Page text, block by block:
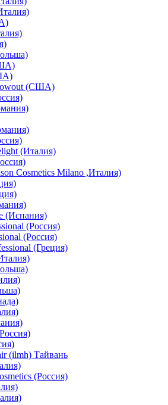
(США)
(Италия)
Cosmetics Milano ,Италия)
(Испания)
(Россия)
(Россия)
(Греция)
(ilmh) Тайвань
(Россия)